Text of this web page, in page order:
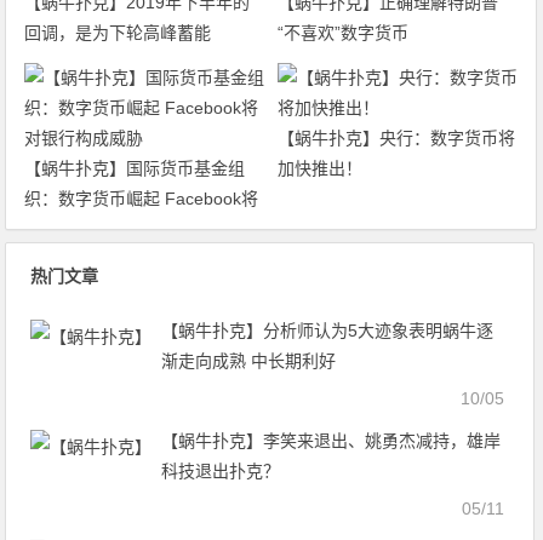
回调，是为下轮高峰蓄能
“不喜欢”数字货币
【蜗牛扑克】国际货币基金组
织：数字货币崛起 Facebook将
对银行构成威胁
【蜗牛扑克】央行：数字货币将
加快推出！
热门文章
【蜗牛扑克】分析师认为5大迹象表明蜗牛逐
渐走向成熟 中长期利好
10/05
【蜗牛扑克】李笑来退出、姚勇杰减持，雄岸
科技退出扑克？
05/11